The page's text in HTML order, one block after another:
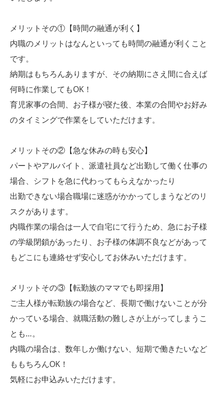
メリットその①【時間の融通が利く】
内職のメリットはなんといっても時間の融通が利くこと
です。
納期はもちろんありますが、その納期にさえ間に合えば
何時に作業してもOK！
育児家事の合間、お子様が寝た後、本業の合間やお好み
のタイミングで作業をしていただけます。
メリットその②【急な休みの時も安心】
パートやアルバイト、派遣社員など出勤して働く仕事の
場合、シフトを急に代わってもらえなかったり
出勤できない場合職場に迷惑がかかってしまうなどのリ
スクがあります。
内職作業の場合は一人で自宅にて行うため、急にお子様
の学級閉鎖があったり、お子様の体調不良などがあって
もどこにも連絡せず安心してお休みいただけます。
メリットその③【転勤族のママでも即採用】
ご主人様が転勤族の場合など、長期で働けないことが分
かっている場合、就職活動の難しさが上がってしまうこ
とも…。
内職の場合は、数年しか働けない、短期で働きたいなど
ももちろんOK！
気軽にお申込みいただけます。